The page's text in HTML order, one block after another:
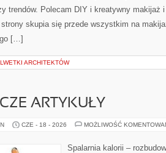
trendów. Polecam DIY i kreatywny makijaż
skupia się przede wszystkim na
[…]
ARCHITEKTÓW
ARTYKUŁY
CZE - 18 - 2026 MOŻLIWOŚĆ
Spalarnia kalorii –